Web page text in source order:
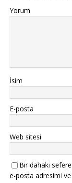
Yorum
İsim
E-posta
Web sitesi
Bir dahaki sefere
e-posta adresimi ve